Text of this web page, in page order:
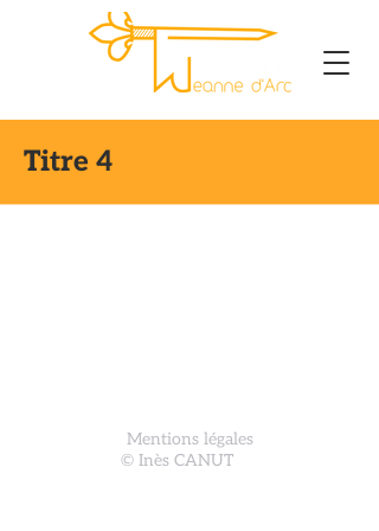
Titre 4
Mentions légales
© Inès CANUT